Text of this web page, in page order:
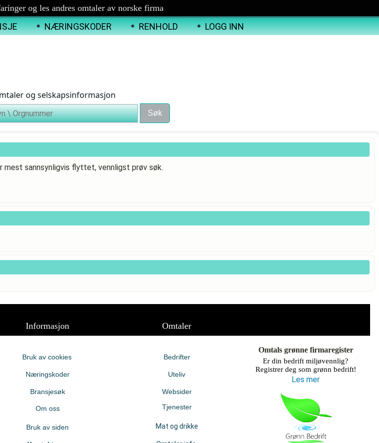
og les andres omtaler av norske firma
NÆRINGSKODER RENHOLD LOGG INN
og selskapsinformasjon
mest sannsynligvis flyttet, vennligst prøv søk.
Informasjon Omtaler
Bruk av cookies
Næringskoder
Bransjesøk
Om oss
Bruk av siden
Bedrifter
Uteliv
Websider
Tjenester
Mat og drikke
Omtals grønne firmaregister
Er din bedrift miljøvennlig?
Registrer deg som grønn bedrift!
Les mer